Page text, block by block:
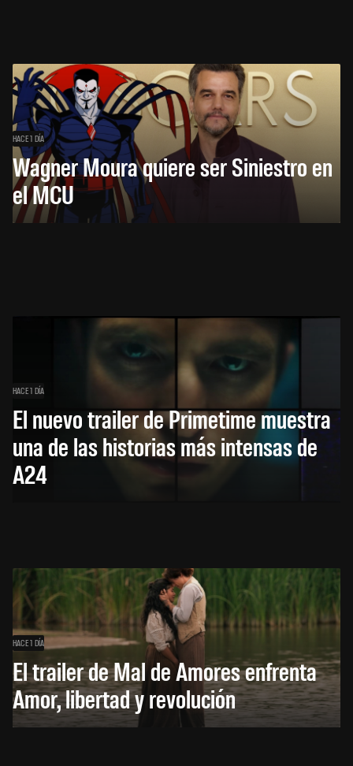
HACE 1 DÍA
Wagner Moura quiere ser Siniestro en
el MCU
HACE 1 DÍA
El nuevo trailer de Primetime muestra
una de las historias más intensas de
A24
HACE 1 DÍA
El trailer de Mal de Amores enfrenta
Amor, libertad y revolución